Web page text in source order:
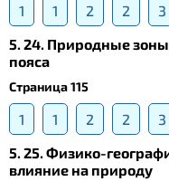
1 1 2 2 3
5. 24. Природные
пояса
Страница 115
1 1 2 2 3
5. 25. Физико-
влияние на природу